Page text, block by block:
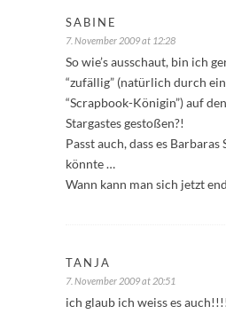
SABINE
7. November 2009 at 12:28
So wie’s ausschaut, bin ich
“zufällig” (natürlich durch
“Scrapbook-Königin”) auf
Stargastes gestoßen?!
Passt auch, dass es
könnte …
Wann kann man sich jetzt
TANJA
7. November 2009 at 20:51
ich glaub ich weiss es